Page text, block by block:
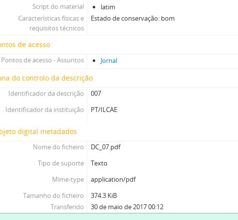
Script do material
latim
Características físicas e
requisitos técnicos
Estado de conservação: bom
de acesso
Pontos de acesso - Assuntos Jornal
do controlo da descrição
Identificador da descrição
007
Identificador da instituição
PT/ILCAE
digital metadados
Nome do ficheiro
DC_07.pdf
Tipo de suporte
Texto
Mime-type
application/pdf
Tamanho do ficheiro
374.3 KiB
Transferido
30 de maio de 2017 00:12